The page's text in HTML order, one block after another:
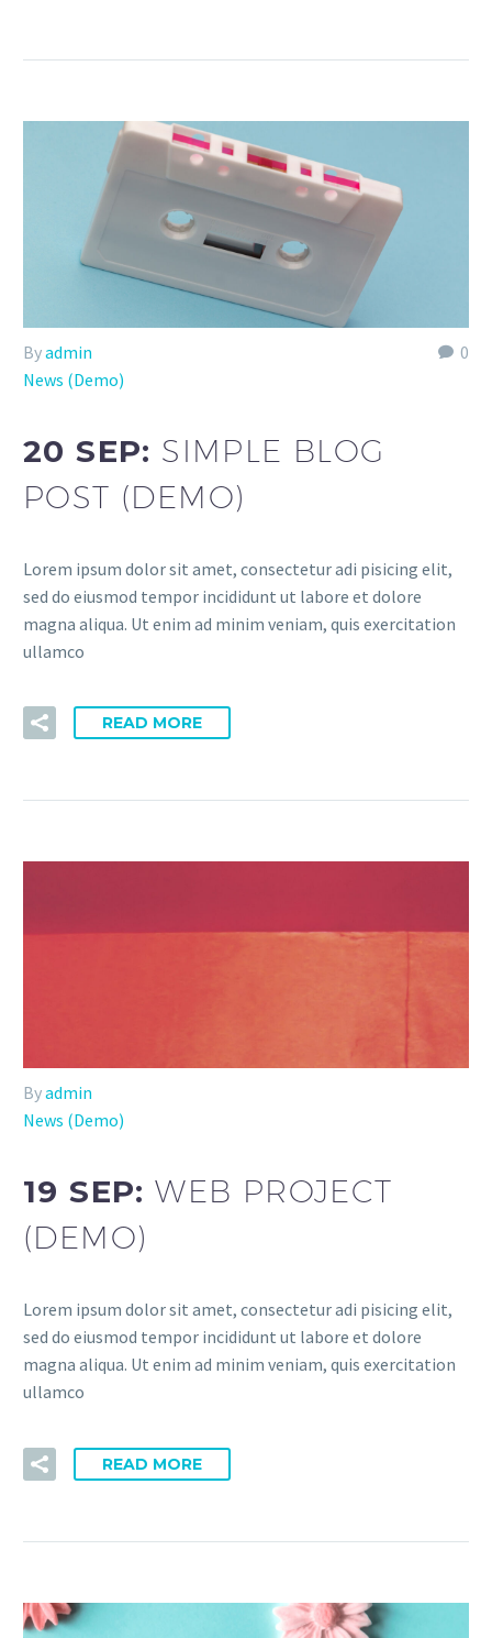
0
Byadmin
News (Demo)
20 SEP: SIMPLE BLOG
POST (DEMO)
Lorem ipsum dolor sit amet, consectetur adi pisicing elit,
sed do eiusmod tempor incididunt ut labore et dolore
magna aliqua. Ut enim ad minim veniam, quis exercitation
ullamco
READ MORE
Byadmin
News (Demo)
19 SEP:WEB PROJECT
(DEMO)
Lorem ipsum dolor sit amet, consectetur adi pisicing elit,
sed do eiusmod tempor incididunt ut labore et dolore
magna aliqua. Ut enim ad minim veniam, quis exercitation
ullamco
READ MORE